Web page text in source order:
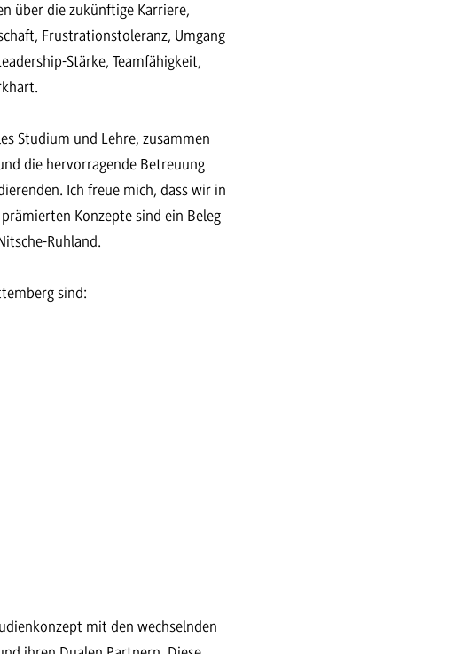
über die zukünftige Karriere,
Frustrationstoleranz, Umgang
Stärke, Teamfähigkeit,
Studium und Lehre, zusammen
die hervorragende Betreuung
Ich freue mich, dass wir in
Konzepte sind ein Beleg
Ruhland.
sind:
mit den wechselnden